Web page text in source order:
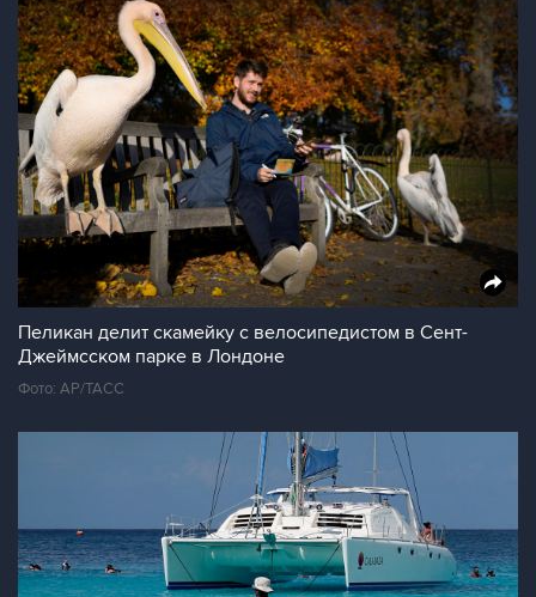
Пеликан делит скамейку с велосипедистом в Сент-
Джеймсском парке в Лондоне
Фото: АР/ТАСС